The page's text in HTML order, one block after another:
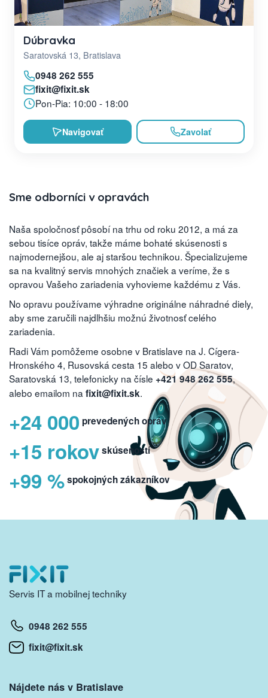
Dúbravka
Saratovská 13, Bratislava
0948 262 555
fixit@fixit.sk
Pon-Pia: 10:00 - 18:00
Navigovať Zavolať
Sme odborníci v opravách
Naša spoločnosť pôsobí na trhu od roku 2012, a má za
sebou tisíce opráv, takže máme bohaté skúsenosti s
najmodernejšou, ale aj staršou technikou. Špecializujeme
sa na kvalitný servis mnohých značiek a veríme, že s
opravou Vašeho zariadenia vyhovieme každému z Vás.
No opravu používame výhradne originálne náhradné diely,
aby sme zaručili najdlhšiu možnú životnosť celého
zariadenia.
Radi Vám pomôžeme osobne v Bratislave na J. Cígera-
Hronského 4, Rusovská cesta 15 alebo v OD Saratov,
Saratovská 13, telefonicky na čísle +421 948 262 555,
alebo emailom na fixit@fixit.sk.
+24 000 prevedených opráv
+15 rokovskúseností
+99 %spokojných zákazníkov
Servis IT a mobilnej techniky
0948 262 555
fixit@fixit.sk
Nájdete nás v Bratislave